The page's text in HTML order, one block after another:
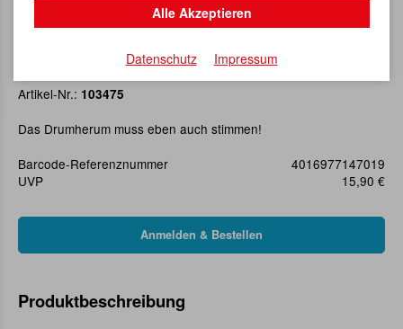
Schwingfigur Maus
Artikel-Nr.: 103475
Das Drumherum muss eben auch stimmen!
Barcode-Referenznummer
4016977147019
UVP
15,90 €
Produktbeschreibung
Alle Akzeptieren
Datenschutz Impressum